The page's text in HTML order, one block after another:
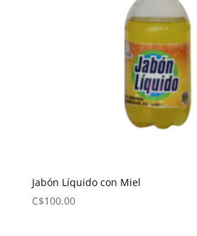
Jabón Líquido con Miel
C$100.00